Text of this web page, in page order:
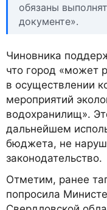
обязаны
документе».
Чиновника
что город «может
в осуществлении
мероприятий
водохранилищ».
дальнейшем
бюджета, не
законодательство.
Отметим, ранее
попросила